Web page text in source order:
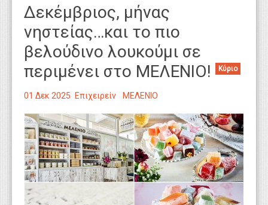
Δεκέμβριος, μήνας
νηστείας…και το πιο
βελούδινο λουκούμι σε
περιμένει στο ΜΕΛΕΝΙΟ!
Κύριο
01 Δεκ 2025 Επιχειρείν ΜΕΛΕΝΙΟ
Τεχνολογία
Εκπαίδευση
Υγεία
Κυτίο Παραπόνων Πολιτών
WEBTV